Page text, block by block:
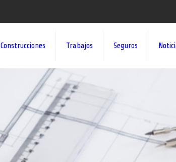
Construcciones Trabajos Seguros
¡¡DAMOS VIDA A